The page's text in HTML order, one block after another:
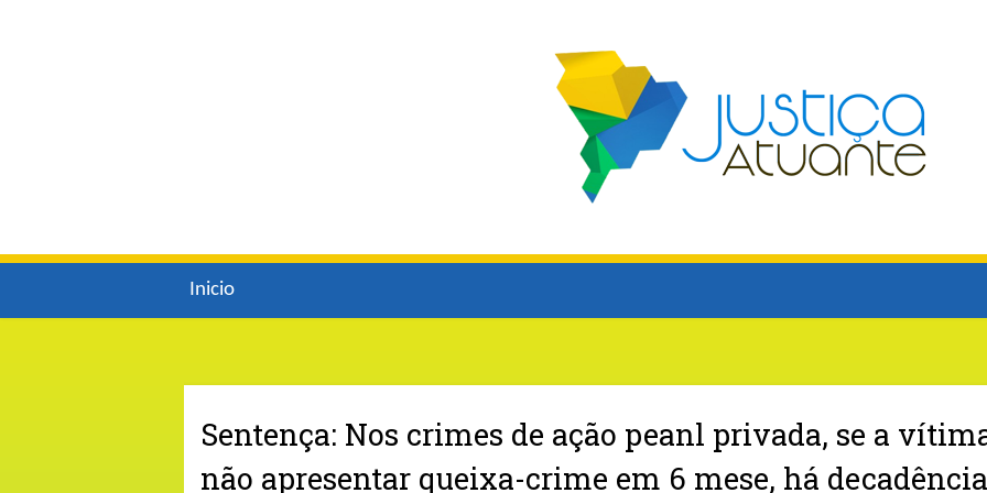
Inicio
Sentença: Nos crimes de ação peanl privada, se a
não apresentar queixa-crime em 6 mese, há decadência